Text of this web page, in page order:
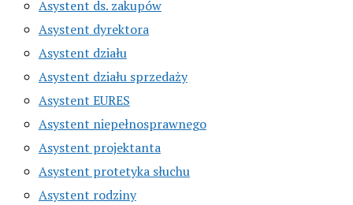
Asystent ds. zakupów
Asystent dyrektora
Asystent działu
Asystent działu sprzedaży
Asystent EURES
Asystent niepełnosprawnego
Asystent projektanta
Asystent protetyka słuchu
Asystent rodziny